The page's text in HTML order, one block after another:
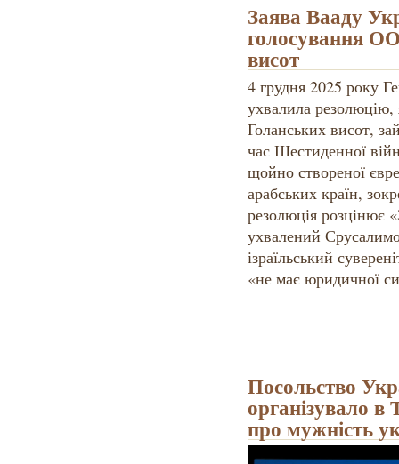
Заява Вааду
голосування
висот
4 грудня 2025 року
ухвалила резолюцію,
Голанських висот,
час Шестиденної
щойно створеної
арабських країн,
резолюція розцінює
ухвалений
ізраїльський
«не має юридичної
Посольство
організувало в
про мужність